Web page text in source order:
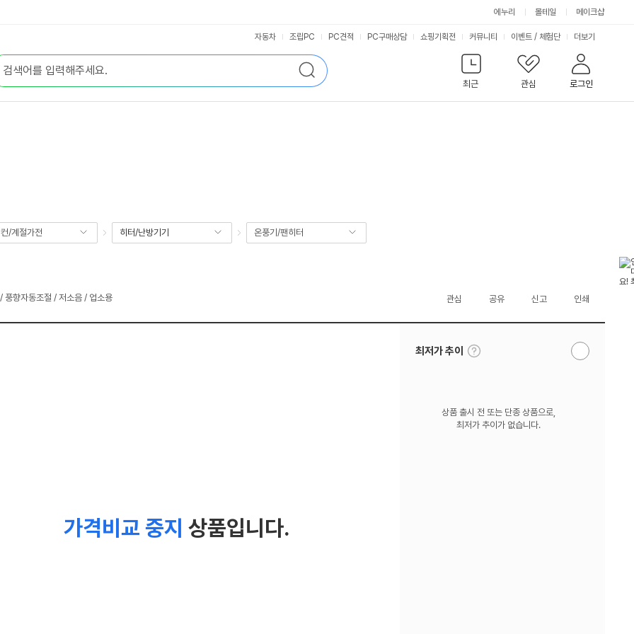
에누리 몰테일 메이크샵
검
색
최근
관심 로그인
자동차 조립PC PC견적 PC구매상담 쇼핑기획전 커뮤니티 이벤트 / 체험단 서
비
스
더보기
/계절가전 히터/난방기기 온풍기/팬히터
풍향자동조절 / 저소음 / 업소용 관심 공유 신고 인쇄
가격비교 중지 상품입니다.
최저가 추이
툴
팁
알
상품 출시 전 또는 단종 상품으로,
최저가 추이가 없습니다.